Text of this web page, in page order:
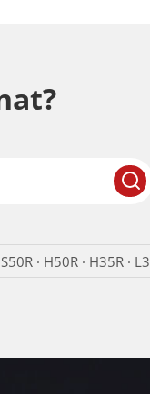
· H50R · H35R ·